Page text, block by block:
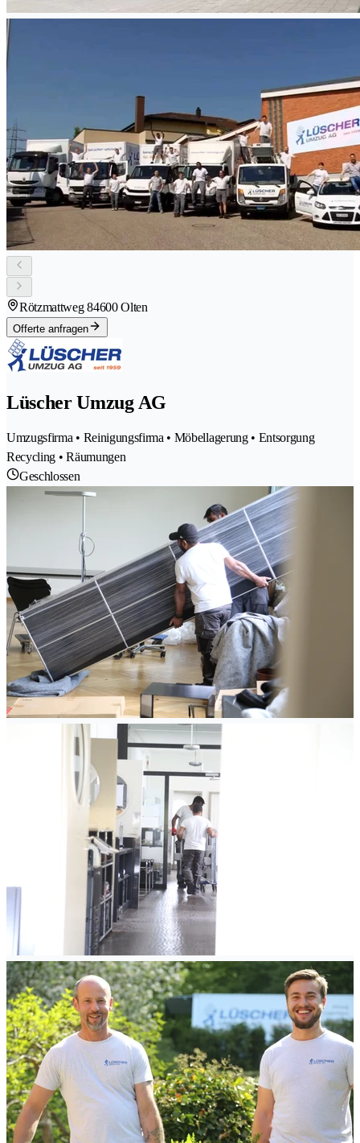
Rötzmattweg 84600 Olten
Offerte anfragen
Lüscher Umzug AG
Umzugsfirma • Reinigungsfirma • Möbellagerung • Entsorgung
Recycling • Räumungen
Geschlossen